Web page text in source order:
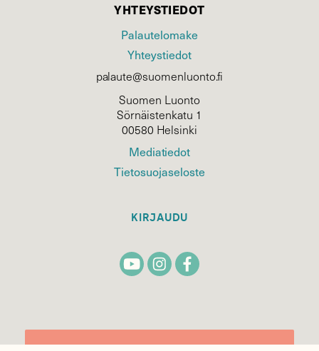
YHTEYSTIEDOT
Palautelomake
Yhteystiedot
palaute@suomenluonto.fi
Suomen Luonto
Sörnäistenkatu 1
00580 Helsinki
Mediatiedot
Tietosuojaseloste
KIRJAUDU